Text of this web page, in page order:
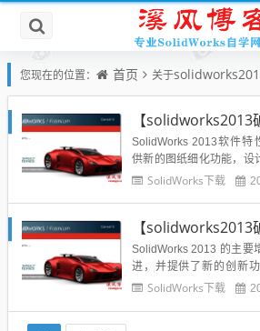
您现在的位置： 首页 关于
SolidWorks 2013软件特
供新的图纸细化功能，设
注，节省时间和精力。 用
强大，组件繁多。 Soli...
SolidWorks下载
SolidWorks 2013 的主要
进，并提供了新的创新
图，便捷而智能化的剖切
SolidWorks下载